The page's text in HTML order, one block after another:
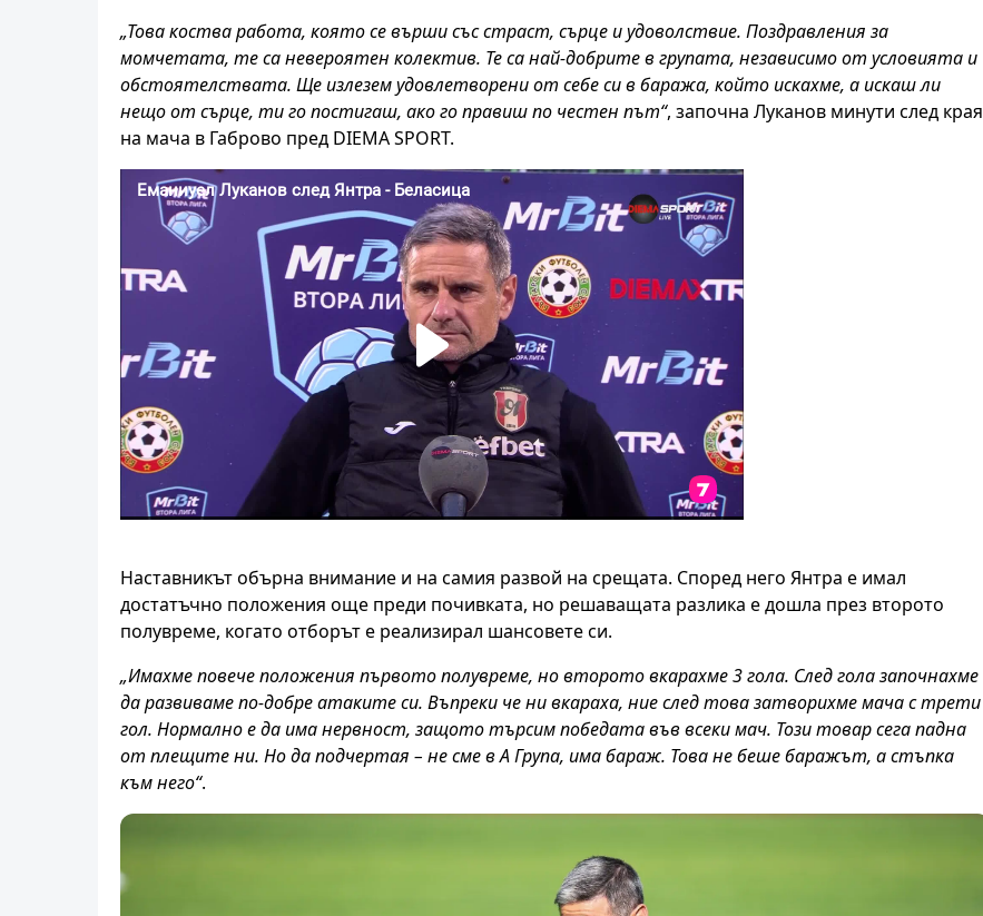
„Това коства работа, която се върши със страст, сърце и удоволствие. Поздравления за
момчетата, те са невероятен колектив. Те са най-добрите в групата, независимо от условията и
обстоятелствата. Ще излезем удовлетворени от себе си в баража, който искахме, а искаш ли
нещо от сърце, ти го постигаш, ако го правиш по честен път“, започна Луканов минути след края
на мача в Габрово пред DIEMA SPORT.
Наставникът обърна внимание и на самия развой на срещата. Според него Янтра е имал
достатъчно положения още преди почивката, но решаващата разлика е дошла през второто
полувреме, когато отборът е реализирал шансовете си.
„Имахме повече положения първото полувреме, но второто вкарахме 3 гола. След гола започнахме
да развиваме по-добре атаките си. Въпреки че ни вкараха, ние след това затворихме мача с трети
гол. Нормално е да има нервност, защото търсим победата във всеки мач. Този товар сега падна
от плещите ни. Но да подчертая – не сме в А Група, има бараж. Това не беше баражът, а стъпка
към него“.